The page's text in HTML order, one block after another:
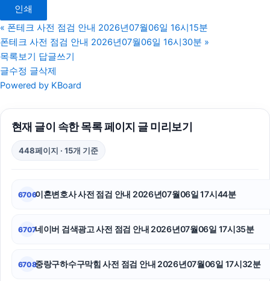
대전흥신소
장기렌트
이혼재산분할
남양주이혼전문변호사
인스타그램 좋아요 늘리기
인쇄
« 폰테크 사전 점검 안내 2026년07월06일 16시15분
폰테크 사전 점검 안내 2026년07월06일 16시30분 »
목록보기
답글쓰기
글수정 글삭제
Powered by KBoard
현재 글이 속한 목록 페이지 글 미리보기
448페이지 · 15개 기준
6706이혼변호사 사전 점검 안내 2026년07월06일 17시44분
6707네이버 검색광고 사전 점검 안내 2026년07월06일 17시35분
6708중랑구하수구막힘 사전 점검 안내 2026년07월06일 17시32분